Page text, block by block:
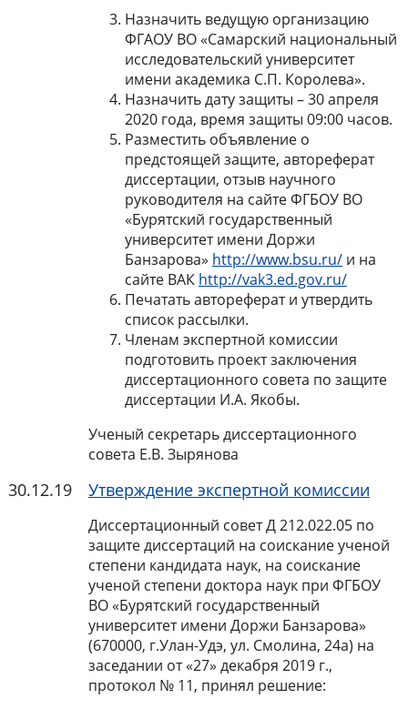
Назначить ведущую организацию
ФГАОУ ВО «Самарский национальный
исследовательский университет
имени академика С.П. Королева».
Назначить дату защиты – 30 апреля
2020 года, время защиты 09:00 часов.
Разместить объявление о
предстоящей защите, автореферат
диссертации, отзыв научного
руководителя на сайте ФГБОУ ВО
«Бурятский государственный
университет имени Доржи
Банзарова» http://www.bsu.ru/и на
сайте ВАК http://vak3.ed.gov.ru/
Печатать автореферат и утвердить
список рассылки.
Членам экспертной комиссии
подготовить проект заключения
диссертационного совета по защите
диссертации И.А. Якобы.
Ученый секретарь диссертационного
совета Е.В. Зырянова
30.12.19 Утверждение экспертной комиссии
Диссертационный совет Д 212.022.05 по
защите диссертаций на соискание ученой
степени кандидата наук, на соискание
ученой степени доктора наук при ФГБОУ
ВО «Бурятский государственный
университет имени Доржи Банзарова»
(670000, г.Улан-Удэ, ул. Смолина, 24а) на
заседании от «27» декабря 2019 г.,
протокол № 11, принял решение: